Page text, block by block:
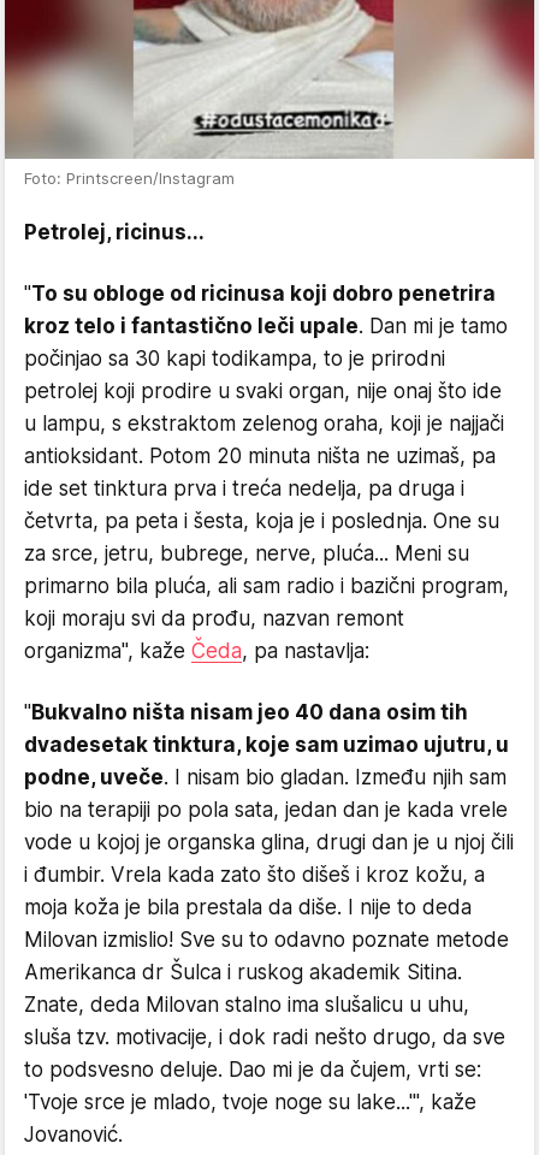
Foto: Printscreen/Instagram
Petrolej, ricinus...
"To su obloge od ricinusa koji dobro penetrira
kroz telo i fantastično leči upale. Dan mi je tamo
počinjao sa 30 kapi todikampa, to je prirodni
petrolej koji prodire u svaki organ, nije onaj što ide
u lampu, s ekstraktom zelenog oraha, koji je najjači
antioksidant. Potom 20 minuta ništa ne uzimaš, pa
ide set tinktura prva i treća nedelja, pa druga i
četvrta, pa peta i šesta, koja je i poslednja. One su
za srce, jetru, bubrege, nerve, pluća... Meni su
primarno bila pluća, ali sam radio i bazični program,
koji moraju svi da prođu, nazvan remont
organizma", kaže Čeda, pa nastavlja:
"Bukvalno ništa nisam jeo 40 dana osim tih
dvadesetak tinktura, koje sam uzimao ujutru, u
podne, uveče. I nisam bio gladan. Između njih sam
bio na terapiji po pola sata, jedan dan je kada vrele
vode u kojoj je organska glina, drugi dan je u njoj čili
i đumbir. Vrela kada zato što dišeš i kroz kožu, a
moja koža je bila prestala da diše. I nije to deda
Milovan izmislio! Sve su to odavno poznate metode
Amerikanca dr Šulca i ruskog akademik Sitina.
Znate, deda Milovan stalno ima slušalicu u uhu,
sluša tzv. motivacije, i dok radi nešto drugo, da sve
to podsvesno deluje. Dao mi je da čujem, vrti se:
'Tvoje srce je mlado, tvoje noge su lake...'", kaže
Jovanović.